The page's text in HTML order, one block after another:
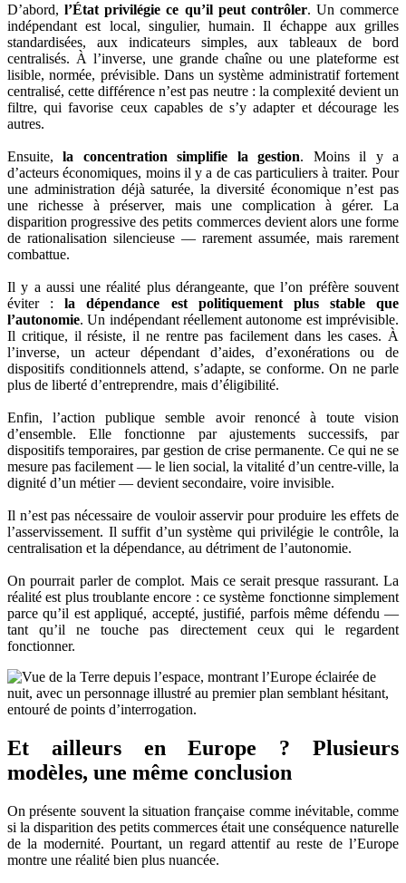
D’abord,l’État privilégie ce qu’il peut contrôler. Un commerce
indépendant est local, singulier, humain. Il échappe aux grilles
standardisées, aux indicateurs simples, aux tableaux de bord
centralisés. À l’inverse, une grande chaîne ou une plateforme est
lisible, normée, prévisible. Dans un système administratif fortement
centralisé, cette différence n’est pas neutre : la complexité devient un
filtre, qui favorise ceux capables de s’y adapter et décourage les
autres.
Ensuite,la concentration simplifie la gestion. Moins il y a
d’acteurs économiques, moins il y a de cas particuliers à traiter. Pour
une administration déjà saturée, la diversité économique n’est pas
une richesse à préserver, mais une complication à gérer. La
disparition progressive des petits commerces devient alors une forme
de rationalisation silencieuse — rarement assumée, mais rarement
combattue.
Il y a aussi une réalité plus dérangeante, que l’on préfère souvent
éviter :la dépendance est politiquement plus stable que
l’autonomie. Un indépendant réellement autonome est imprévisible.
Il critique, il résiste, il ne rentre pas facilement dans les cases. À
l’inverse, un acteur dépendant d’aides, d’exonérations ou de
dispositifs conditionnels attend, s’adapte, se conforme. On ne parle
plus de liberté d’entreprendre, mais d’éligibilité.
Enfin, l’action publique semble avoir renoncé à toute vision
d’ensemble. Elle fonctionne par ajustements successifs, par
dispositifs temporaires, par gestion de crise permanente. Ce qui ne se
mesure pas facilement — le lien social, la vitalité d’un centre-ville, la
dignité d’un métier — devient secondaire, voire invisible.
Il n’est pas nécessaire de vouloir asservir pour produire les effets de
l’asservissement. Il suffit d’un système qui privilégie le contrôle, la
centralisation et la dépendance, au détriment de l’autonomie.
On pourrait parler de complot. Mais ce serait presque rassurant. La
réalité est plus troublante encore : ce système fonctionne simplement
parce qu’il est appliqué, accepté, justifié, parfois même défendu —
tant qu’il ne touche pas directement ceux qui le regardent
fonctionner.
Et ailleurs en Europe ? Plusieurs
modèles, une même conclusion
On présente souvent la situation française comme inévitable, comme
si la disparition des petits commerces était une conséquence naturelle
de la modernité. Pourtant, un regard attentif au reste de l’Europe
montre une réalité bien plus nuancée.